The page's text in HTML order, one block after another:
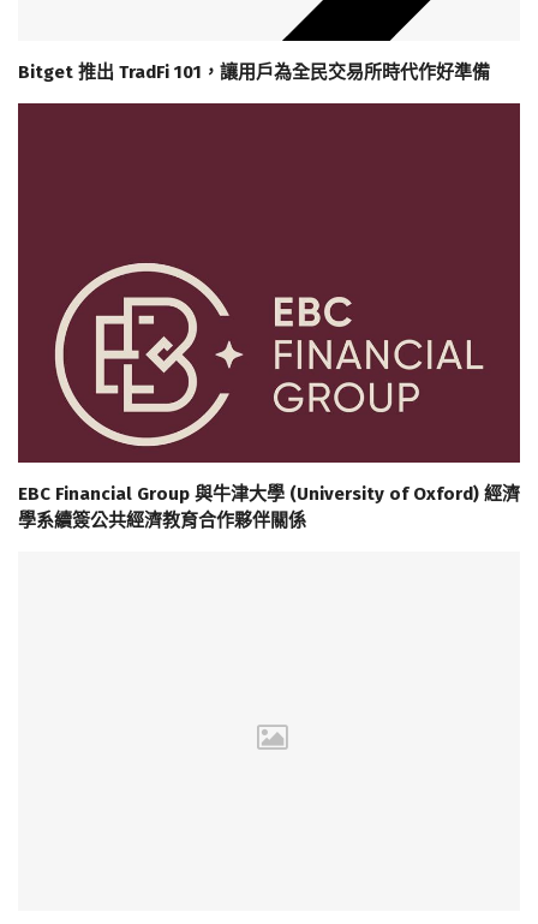
Bitget 推出 TradFi 101，讓用戶為全民交易所時代作好準備
EBC Financial Group 與牛津大學 (University of Oxford) 經濟
學系續簽公共經濟教育合作夥伴關係